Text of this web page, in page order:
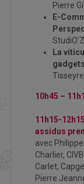
Pierre
E-
La
10h45 –
11h15-12h15 |
assidus
avec
Charlier,
Carlet,
Pierre